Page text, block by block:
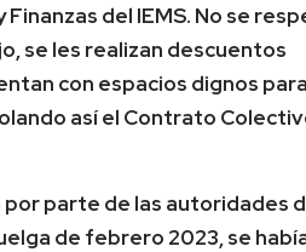
del IEMS. No se
se les realizan descuentos
con espacios dignos para
así el Contrato
parte de las autoridades
de febrero 2023, se